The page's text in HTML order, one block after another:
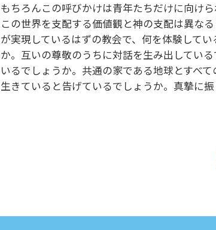
もちろんこの呼びかけは青年たちだけに向け
この世界を支配する価値観と神の支配は異な
が実現しているはずの教会で、何を体験して
か。互いの尊敬のうちに対話を生み出してい
いるでしょうか。共通の家である地球とすべ
生きていると告げているでしょうか。真摯に振